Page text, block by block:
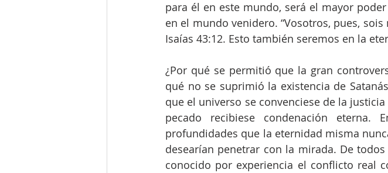
para él en este mundo, será el mayor
en el mundo venidero. “Vosotros, pues,
Isaías 43:12. Esto también seremos en la
¿Por qué se permitió que la gran
qué no se suprimió la existencia de
que el universo se convenciese de la
pecado recibiese condenación
profundidades que la eternidad misma
desearían penetrar con la mirada. De
conocido por experiencia el conflicto real